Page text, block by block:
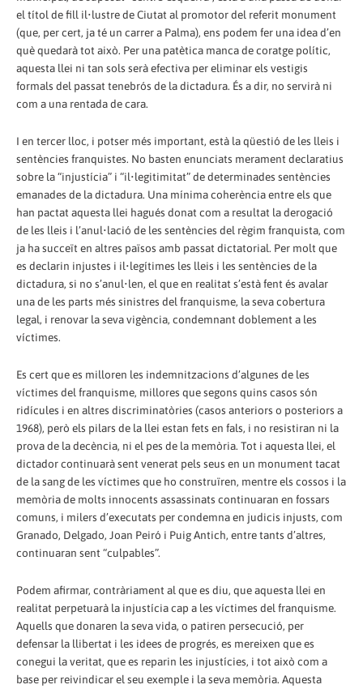
el títol de fill il•lustre de Ciutat al promotor del referit monument
(que, per cert, ja té un carrer a Palma), ens podem fer una idea d’en
què quedarà tot això. Per una patètica manca de coratge polític,
aquesta llei ni tan sols serà efectiva per eliminar els vestigis
formals del passat tenebrós de la dictadura. És a dir, no servirà ni
com a una rentada de cara.
I en tercer lloc, i potser més important, està la qüestió de les lleis i
sentències franquistes. No basten enunciats merament declaratius
sobre la “injustícia” i “il•legitimitat” de determinades sentències
emanades de la dictadura. Una mínima coherència entre els que
han pactat aquesta llei hagués donat com a resultat la derogació
de les lleis i l’anul•lació de les sentències del règim franquista, com
ja ha succeït en altres països amb passat dictatorial. Per molt que
es declarin injustes i il•legítimes les lleis i les sentències de la
dictadura, si no s’anul•len, el que en realitat s’està fent és avalar
una de les parts més sinistres del franquisme, la seva cobertura
legal, i renovar la seva vigència, condemnant doblement a les
víctimes.
Es cert que es milloren les indemnitzacions d’algunes de les
víctimes del franquisme, millores que segons quins casos són
ridícules i en altres discriminatòries (casos anteriors o posteriors a
1968), però els pilars de la llei estan fets en fals, i no resistiran ni la
prova de la decència, ni el pes de la memòria. Tot i aquesta llei, el
dictador continuarà sent venerat pels seus en un monument tacat
de la sang de les víctimes que ho construïren, mentre els cossos i la
memòria de molts innocents assassinats continuaran en fossars
comuns, i milers d’executats per condemna en judicis injusts, com
Granado, Delgado, Joan Peiró i Puig Antich, entre tants d’altres,
continuaran sent “culpables”.
Podem afirmar, contràriament al que es diu, que aquesta llei en
realitat perpetuarà la injustícia cap a les víctimes del franquisme.
Aquells que donaren la seva vida, o patiren persecució, per
defensar la llibertat i les idees de progrés, es mereixen que es
conegui la veritat, que es reparin les injustícies, i tot això com a
base per reivindicar el seu exemple i la seva memòria. Aquesta